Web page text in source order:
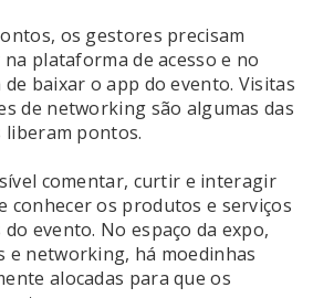
os gestores precisam
plataforma de acesso e no
de baixar o app do evento. Visitas
de networking são algumas das
liberam pontos.
comentar, curtir e interagir
conhecer os produtos e serviços
evento. No espaço da expo,
e networking, há moedinhas
alocadas para que os